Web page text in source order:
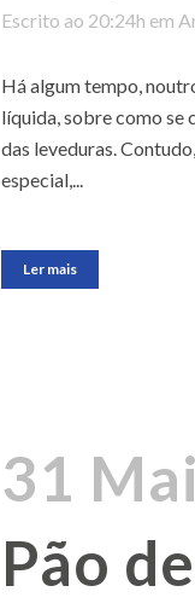
Escrito ao 20:24h em
Há algum tempo,
líquida, sobre como se
das leveduras.
especial,...
Ler mais
31 Mai
Pão